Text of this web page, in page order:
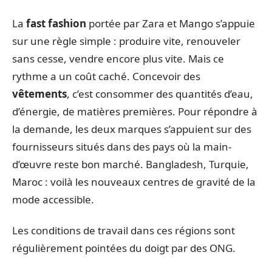
La fast fashion portée par Zara et Mango s’appuie
sur une règle simple : produire vite, renouveler
sans cesse, vendre encore plus vite. Mais ce
rythme a un coût caché. Concevoir des
vêtements, c’est consommer des quantités d’eau,
d’énergie, de matières premières. Pour répondre à
la demande, les deux marques s’appuient sur des
fournisseurs situés dans des pays où la main-
d’œuvre reste bon marché. Bangladesh, Turquie,
Maroc : voilà les nouveaux centres de gravité de la
mode accessible.
Les conditions de travail dans ces régions sont
régulièrement pointées du doigt par des ONG.